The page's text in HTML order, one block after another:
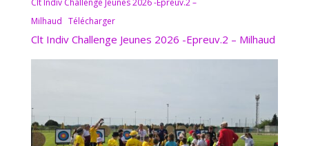
Clt Indiv Challenge Jeunes 2026 -Epreuv.2 –
Milhaud Télécharger
Clt Indiv Challenge Jeunes 2026 -Epreuv.2 – Milhaud